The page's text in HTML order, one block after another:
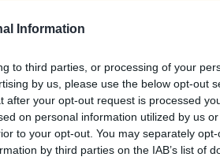
Information
to third parties, or processing of your
by us, please use the below opt-out
after your opt-out request is processed
on personal information utilized by us
to your opt-out. You may separately
by third parties on the IAB’s list of
Šilutės pl. 26 esanti bei gerai
slėptuvės Lypkių g. 13,